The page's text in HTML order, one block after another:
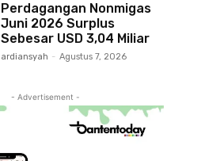
Perdagangan Nonmigas
Juni 2026 Surplus
Sebesar USD 3,04 Miliar
ardiansyah - Agustus 7, 2026
- Advertisement -